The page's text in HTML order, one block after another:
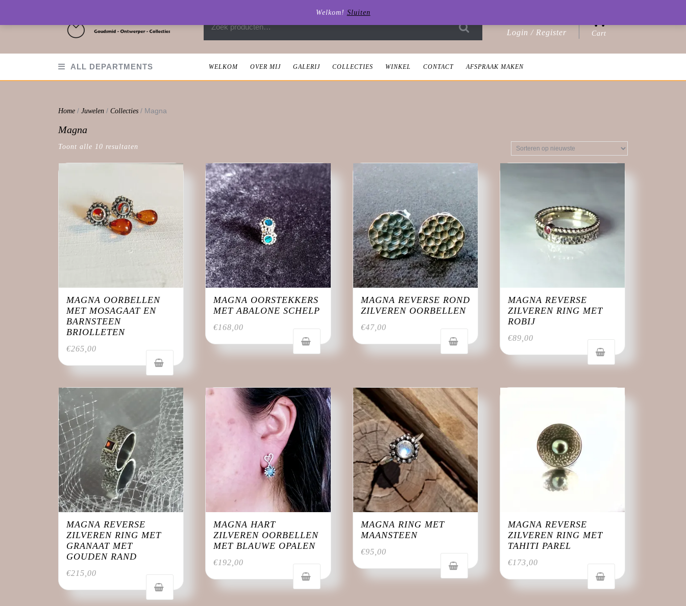
content
Login / Register
/
Cart
cart
ALL DEPARTMENTS WELKOM OVER MIJ GALERIJ COLLECTIES WINKEL CONTACT AFSPRAAK MAKEN
Home / Juwelen / Collecties / Magna
Magna
Toont alle 10 resultaten
MAGNA OORBELLEN
MET MOSAGAAT EN
BARNSTEEN
BRIOLLETEN
€265,00
MAGNA OORSTEKKERS
MET ABALONE SCHELP
€168,00
MAGNA REVERSE ROND
ZILVEREN OORBELLEN
€47,00
MAGNA REVERSE
ZILVEREN RING MET
ROBIJ
€89,00
MAGNA REVERSE
ZILVEREN RING MET
GRANAAT MET
GOUDEN RAND
€215,00
MAGNA HART
ZILVEREN OORBELLEN
MET BLAUWE OPALEN
€192,00
MAGNA RING MET
MAANSTEEN
€95,00
MAGNA REVERSE
ZILVEREN RING MET
TAHITI PAREL
€173,00
Welkom! Sluiten